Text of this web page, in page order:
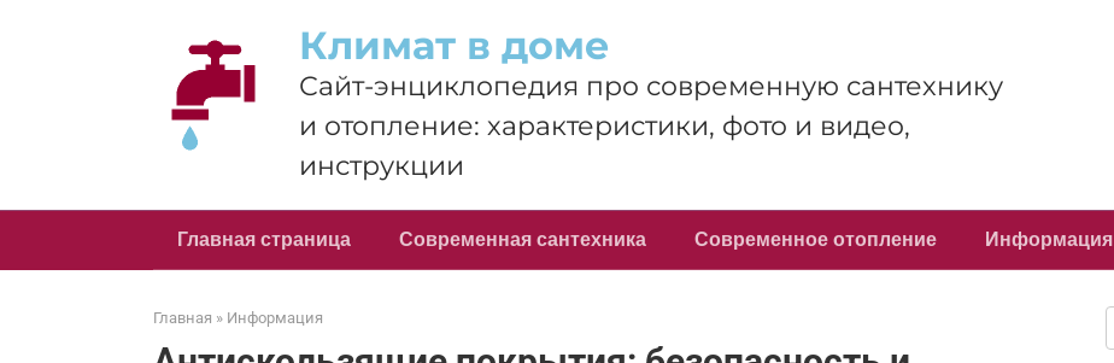
Климат в доме
Сайт-энциклопедия про современную сантехнику
и отопление: характеристики, фото и видео,
инструкции
Главная страница Современная сантехника Современное отопление Информация
Главная » Информация